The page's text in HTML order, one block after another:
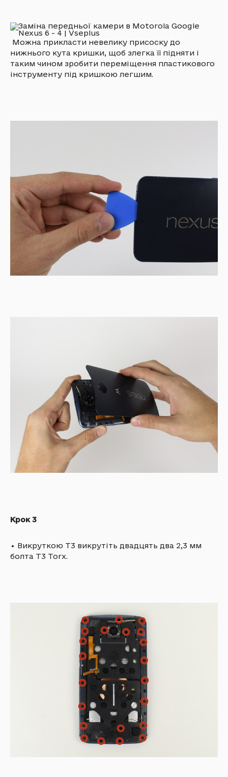
Можна прикласти невелику присоску до
нижнього кута кришки, щоб злегка її підняти і
таким чином зробити переміщення пластикового
інструменту під кришкою легшим.
Крок 3
• Викруткою T3 викрутіть двадцять два 2,3 мм
болта T3 Torx.